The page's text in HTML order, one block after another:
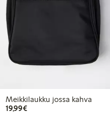
Meikkilaukku jossa kahva
19,99€19,99 €